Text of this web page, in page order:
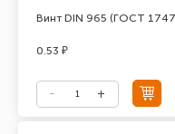
Винт DIN 965 (ГОСТ
0.53 ₽